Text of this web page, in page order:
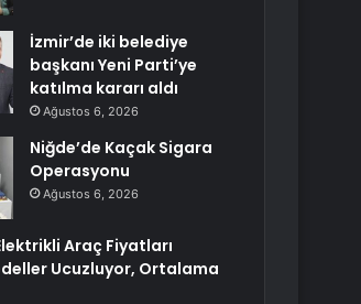
İzmir’de iki belediye
başkanı Yeni Parti’ye
katılma kararı aldı
Ağustos 6, 2026
Niğde’de Kaçak Sigara
Operasyonu
Ağustos 6, 2026
Araç Fiyatları
Ucuzluyor, Ortalama